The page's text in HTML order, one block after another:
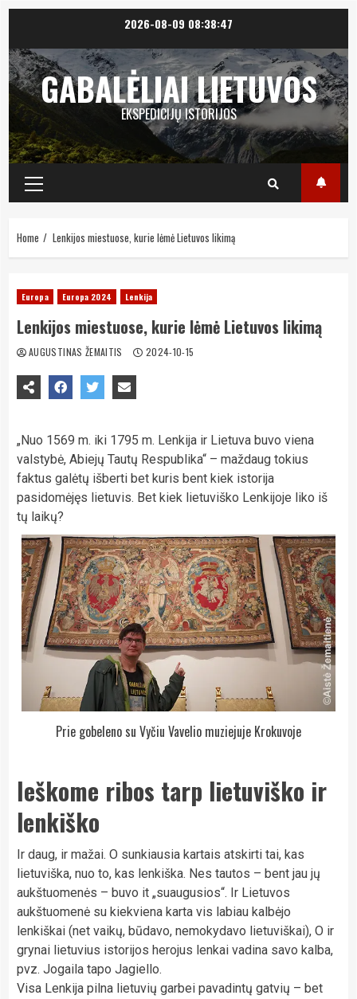
content
2026-08-09 08:38:48
GABALĖLIAI LIETUVOS
EKSPEDICIJŲ ISTORIJOS
Primary
Menu
Home Lenkijos miestuose, kurie lėmė Lietuvos likimą
Europa Europa 2024 Lenkija
Lenkijos miestuose, kurie lėmė Lietuvos likimą
AUGUSTINAS ŽEMAITIS 2024-10-15
„Nuo 1569 m. iki 1795 m. Lenkija ir Lietuva buvo viena
valstybė, Abiejų Tautų Respublika“ – maždaug tokius
faktus galėtų išberti bet kuris bent kiek istorija
pasidomėjęs lietuvis. Bet kiek lietuviško Lenkijoje liko iš
tų laikų?
Prie gobeleno su Vyčiu Vavelio muziejuje Krokuvoje
Ieškome ribos tarp lietuviško ir
lenkiško
Ir daug, ir mažai. O sunkiausia kartais atskirti tai, kas
lietuviška, nuo to, kas lenkiška. Nes tautos – bent jau jų
aukštuomenės – buvo it „suaugusios“. Ir Lietuvos
aukštuomenė su kiekviena karta vis labiau kalbėjo
lenkiškai (net vaikų, būdavo, nemokydavo lietuviškai), O ir
grynai lietuvius istorijos herojus lenkai vadina savo kalba,
pvz. Jogaila tapo Jagiello.
Visa Lenkija pilna lietuvių garbei pavadintų gatvių – bet